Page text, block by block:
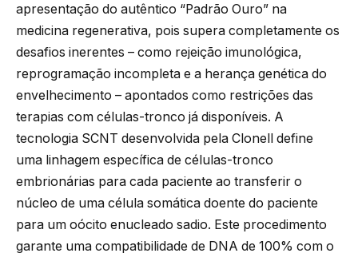
apresentação do autêntico “Padrão Ouro” na
medicina regenerativa, pois supera completamente os
desafios inerentes – como rejeição imunológica,
reprogramação incompleta e a herança genética do
envelhecimento – apontados como restrições das
terapias com células-tronco já disponíveis. A
tecnologia SCNT desenvolvida pela Clonell define
uma linhagem específica de células-tronco
embrionárias para cada paciente ao transferir o
núcleo de uma célula somática doente do paciente
para um oócito enucleado sadio. Este procedimento
garante uma compatibilidade de DNA de 100% com o